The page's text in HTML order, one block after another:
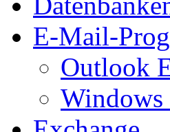
E-Mail-
Outlook